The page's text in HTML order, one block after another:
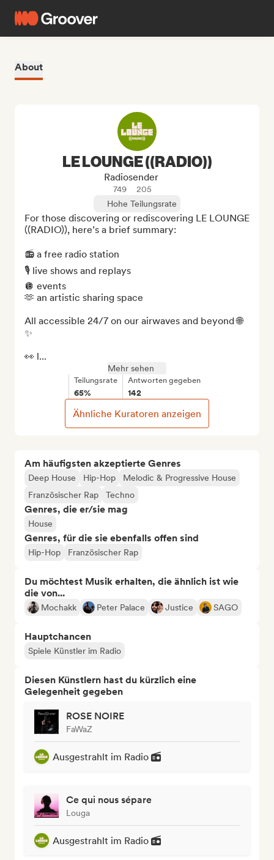
About
Am häufigsten akzeptierte Genres
Deep House Hip-Hop
Melodic & Progressive House
Französischer Rap
Techno
Genres, die er/sie mag
House
Genres, für die sie ebenfalls offen sind
Hip-Hop Französischer Rap
Du möchtest Musik erhalten, die ähnlich ist wie
die von...
Mochakk Peter Palace Justice SAGO
Hauptchancen
Spiele Künstler im Radio
Diesen Künstlern hast du kürzlich eine
Gelegenheit gegeben
ROSE NOIRE
FaWaZ
Ausgestrahlt im Radio
Ce qui nous sépare
Louga
Ausgestrahlt im Radio
LE LOUNGE ((RADIO))
Radiosender
749
205
Hohe Teilungsrate
For those discovering or rediscovering LE LOUNGE
((RADIO)), here’s a brief summary:
📻 a free radio station
🎙️ live shows and replays
🪩 events
🫶 an artistic sharing space
All accessible 24/7 on our airwaves and beyond 🌐
✨
👀 l...
Mehr sehen
Teilungsrate
65%
Antworten gegeben
142
Ähnliche Kuratoren anzeigen